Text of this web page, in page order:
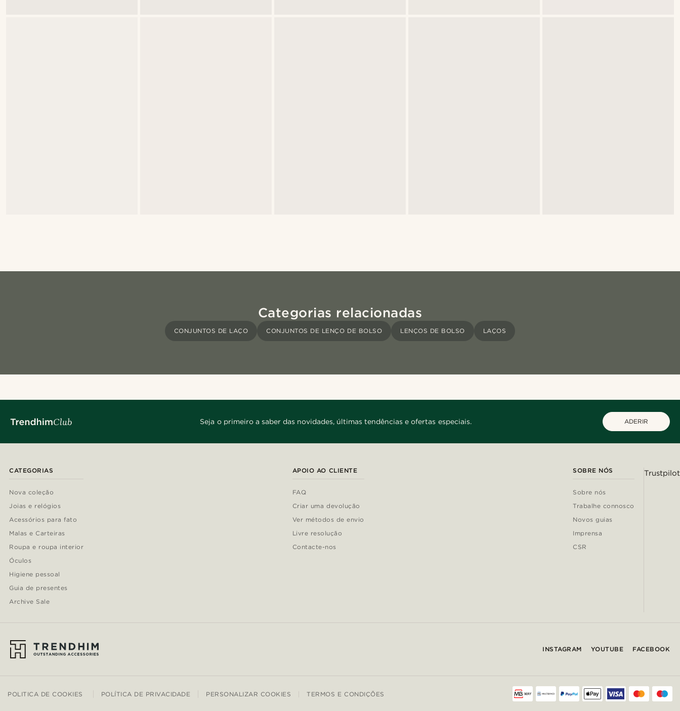
Categorias relacionadas
CONJUNTOS DE LAÇO CONJUNTOS DE LENÇO DE BOLSO LENÇOS DE BOLSO LAÇOS
Seja o primeiro a saber das novidades, últimas tendências e ofertas especiais. ADERIR
CATEGORIAS
Nova coleção
Joias e relógios
Acessórios para fato
Malas e Carteiras
Roupa e roupa interior
Óculos
Higiene pessoal
Guia de presentes
Archive Sale
APOIO AO CLIENTE
FAQ
Criar uma devolução
Ver métodos de envio
Livre resolução
Contacte-nos
SOBRE NÓS
Sobre nós
Trabalhe connosco
Novos guias
Imprensa
CSR
Trustpilot
INSTAGRAM YOUTUBE FACEBOOK
POLITICA DE COOKIES POLÍTICA DE PRIVACIDADE PERSONALIZAR COOKIES TERMOS E CONDIÇÕES